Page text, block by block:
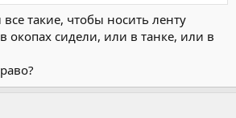
такие, чтобы носить ленту
сидели, или в танке, или в